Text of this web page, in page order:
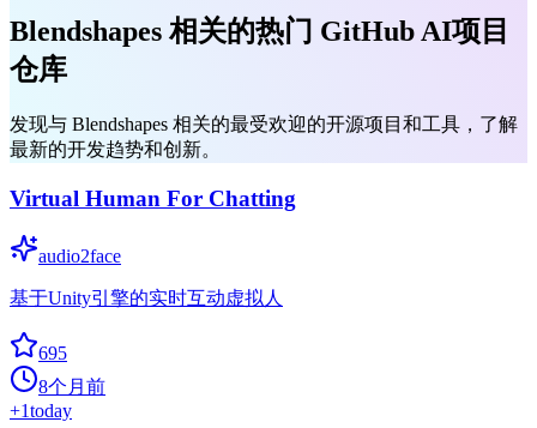
Blendshapes 相关的热门 GitHub AI项目
仓库
发现与 Blendshapes 相关的最受欢迎的开源项目和工具，了解
最新的开发趋势和创新。
Virtual Human For Chatting
audio2face
基于Unity引擎的实时互动虚拟人
695
8个月前
+1today